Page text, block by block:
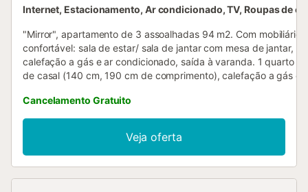
Internet, Estacionamento, Ar condicionado, TV, Roupas de
"Mirror", apartamento de 3 assoalhadas 94 m2. Com mobiliário
confortável: sala de estar/ sala de jantar com mesa de jantar,
calefação a gás e ar condicionado, saída à varanda. 1 quarto
de casal (140 cm, 190 cm de comprimento), calefação a gás e
calefação a gás e ventoinha. 1 quarto com 1 x 2 beliches (90
de comprimento), calefação a gás. Cozinha (fogão com 4
torradeira, microondas, máquina de café eléctrica). Duche/WC.
Móveis de varanda. O alojamento dispõe de: máquina de lavar
ferro de passar roupa, secador de cabelo. Internet (Sem fio/
Cancelamento Gratuito
Veja oferta